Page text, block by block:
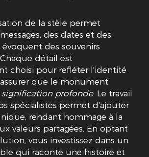
de la stèle permet
des dates et des
des souvenirs
détail est
choisi pour refléter l'identité
que le monument
signification profonde. Le travail
spécialistes permet d'ajouter
rendant hommage à la
valeurs partagées. En optant
vous investissez dans un
qui raconte une histoire et